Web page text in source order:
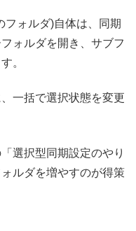
フォルダ)自体は、同期
ォルダを開き、サブフ
。
一括で選択状態を変更
選択型同期設定のやり
ルダを増やすのが得策